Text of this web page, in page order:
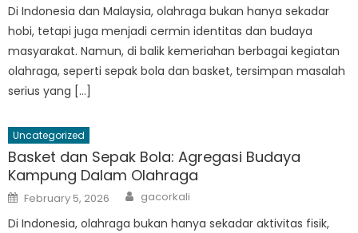
Di Indonesia dan Malaysia, olahraga bukan hanya sekadar
hobi, tetapi juga menjadi cermin identitas dan budaya
masyarakat. Namun, di balik kemeriahan berbagai kegiatan
olahraga, seperti sepak bola dan basket, tersimpan masalah
serius yang […]
Uncategorized
Basket dan Sepak Bola: Agregasi Budaya
Kampung Dalam Olahraga
Posted
on
February 5, 2026 Author
gacorkali
Di Indonesia, olahraga bukan hanya sekadar aktivitas fisik,